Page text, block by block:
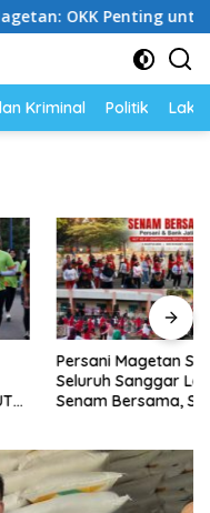
Penting untuk
Kriminal Politik
Magetan Satukan
Sanggar Lewat
Bersama, Suhardi: Ini